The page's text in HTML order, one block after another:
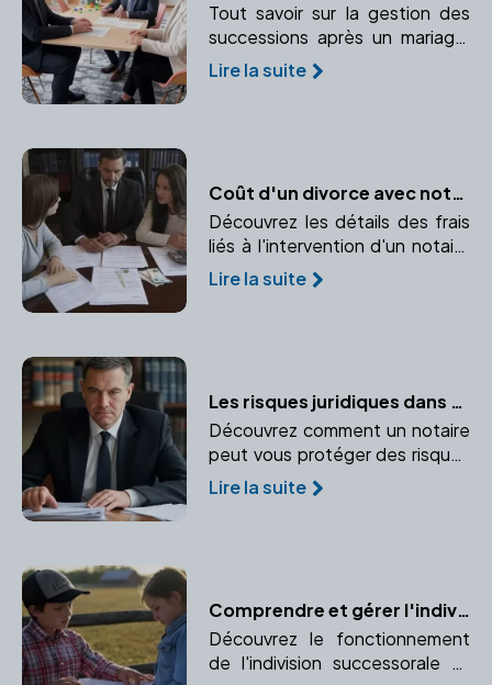
Tout savoir sur la gestion des
successions après un mariage,
guidé par un notaire pour
protéger vos droits.
Lire la suite
Coût d'un divorce avec notaire : Décryptage
Découvrez les détails des frais
liés à l'intervention d'un notaire
en cas de divorce. Comprendre
les honoraires, frais
Lire la suite
Les risques juridiques dans une transaction immobilière : Le rôle protecteur du notaire
Découvrez comment un notaire
peut vous protéger des risques
juridiques lors d'une transaction
immobilière. Médiation et
Lire la suite
Comprendre et gérer l'indivision successorale avec l'aide d'un notaire
Découvrez le fonctionnement
de l'indivision successorale et